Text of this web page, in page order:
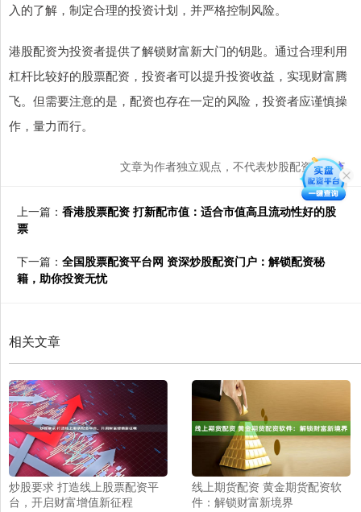
入的了解，制定合理的投资计划，并严格控制风险。
港股配资为投资者提供了解锁财富新大门的钥匙。通过合理利用
杠杆比较好的股票配资，投资者可以提升投资收益，实现财富腾
飞。但需要注意的是，配资也存在一定的风险，投资者应谨慎操
作，量力而行。
文章为作者独立观点，不代表炒股配资网观点
上一篇： 香港股票配资 打新配市值：适合市值高且流动性好的股
票
下一篇： 全国股票配资平台网 资深炒股配资门户：解锁配资秘
籍，助你投资无忧
相关文章
炒股要求 打造线上股票配资平
台，开启财富增值新征程
线上期货配资 黄金期货配资软
件：解锁财富新境界